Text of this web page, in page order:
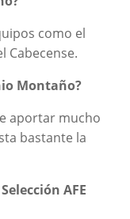
como el
Cabecense.
Montaño?
aportar mucho
bastante la
AFE